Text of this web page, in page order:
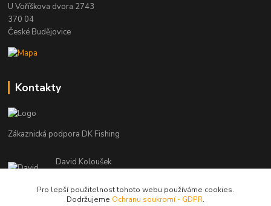
U Voříškova dvora 2743
370 04
České Budějovice
Kontakty
Zákaznická podpora DK Fishing
David Koloušek
(Po-Pá, 7-18 hod.)
Pro lepší použitelnost tohoto webu používáme cookies.
Dodržujeme Ochranu soukromí - GDPR.